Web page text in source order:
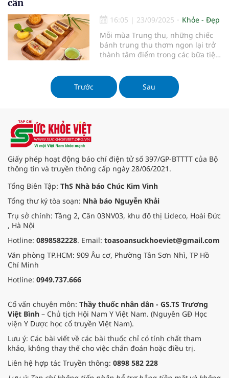
cân
16:05 | 23/09/2025
Khỏe - Đẹp
Mỗi mùa Trung thu, những chiếc
bánh trung thu thơm ngon lại trở
thành tâm điểm trong các bữa tiệc
thức loại bánh này thường đi kèm
với nỗi lo về cân nặng. Làm thế nào
để vừa tận hưởng hương vị truyền
Trước Sau
Giấy phép hoạt động báo chí điện tử số 397/GP-BTTTT của Bộ
thông tin và truyền thông cấp ngày 28/06/2021.
Tổng Biên Tập: ThS Nhà báo Chúc Kim Vinh
Tổng thư ký tòa soạn: Nhà báo Nguyễn Khải
Trụ sở chính: Tầng 2, Căn 03NV03, khu đô thị Lideco, Hoài Đức
, Hà Nội
Hotline: 0898582228. Email: toasoansuckhoeviet@gmail.com
Văn phòng TP.HCM: 909 Âu cơ, Phường Tân Sơn Nhì, TP Hồ
Chí Minh
Hotline: 0949.737.666
Cố vấn chuyên môn: Thầy thuốc nhân dân - GS.TS Trương
Việt Bình – Chủ tịch Hội Nam Y Việt Nam. (Nguyên GĐ Học
viện Y Dược học cổ truyền Việt Nam).
Lưu ý: Các bài viết về các bài thuốc chỉ có tính chất tham
khảo, không thay thế cho việc chẩn đoán hoặc điều trị.
Liên hệ hợp tác Truyền thông: 0898 582 228